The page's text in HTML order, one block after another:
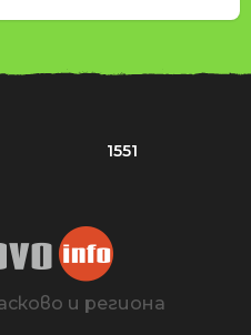
1551
и региона